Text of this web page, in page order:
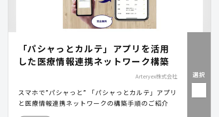
「パシャっとカルテ」アプリを活用
した医療情報連携ネットワーク構築
Arteryex株式会社
スマホで”パシャっと” 「パシャっとカルテ」アプリ
と医療情報連携ネットワークの構築手順のご紹介
選択